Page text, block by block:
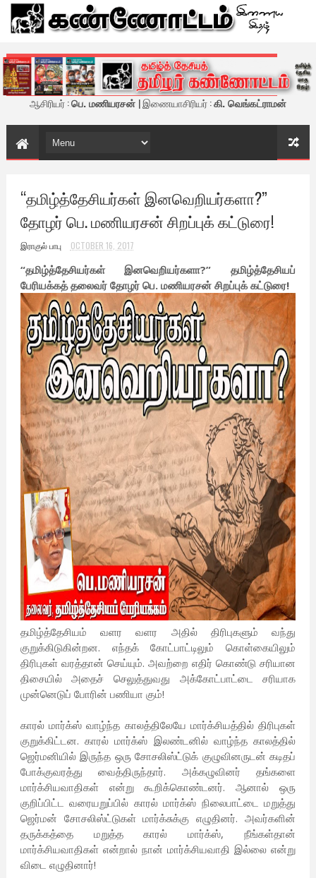
கண்ணோட்டம் - இணைய இதழ்
ஆசிரியர் :பெ. மணியரசன் | இணையாசிரியர் :கி. வெங்கட்ராமன்
“தமிழ்த்தேசியர்கள் இனவெறியர்களா?”
தோழர் பெ. மணியரசன் சிறப்புக் கட்டுரை!
இராகுல் பாபு OCTOBER 16, 2017
“தமிழ்த்தேசியர்கள் இனவெறியர்களா?” தமிழ்த்தேசியப்
பேரியக்கத் தலைவர் தோழர் பெ. மணியரசன் சிறப்புக் கட்டுரை!
தமிழ்த்தேசியம் வளர வளர அதில் திரிபுகளும் வந்து
குறுக்கிடுகின்றன. எந்தக் கோட்பாட்டிலும் கொள்கையிலும்
திரிபுகள் வரத்தான் செய்யும். அவற்றை எதிர் கொண்டு சரியான
திசையில் அதைச் செலுத்துவது அக்கோட்பாட்டை சரியாக
முன்னெடுப் போரின் பணியா கும்!
காரல் மார்க்ஸ் வாழ்ந்த காலத்திலேயே மார்க்சியத்தில் திரிபுகள்
குறுக்கிட்டன. காரல் மார்க்ஸ் இலண்டனில் வாழ்ந்த காலத்தில்
ஜெர்மனியில் இருந்த ஒரு சோசலிஸ்ட்டுக் குழுவினருடன் கடிதப்
போக்குவரத்து வைத்திருந்தார். அக்கழுவினர் தங்களை
மார்க்சியவாதிகள் என்று கூறிக்கொண்டனர். ஆனால் ஒரு
குறிப்பிட்ட வரையறுப்பில் காரல் மார்க்ஸ் நிலைபாட்டை மறுத்து
ஜெர்மன் சோசலிஸ்ட்டுகள் மார்க்சுக்கு எழுதினர். அவர்களின்
தருக்கத்தை மறுத்த காரல் மார்க்ஸ், நீங்கள்தான்
மார்க்சியவாதிகள் என்றால் நான் மார்க்சியவாதி இல்லை என்று
விடை எழுதினார்!